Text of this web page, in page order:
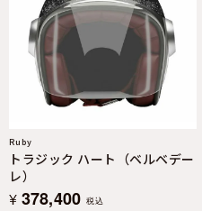
Ruby
トラジック ハート（ベルベデー
レ）
¥ 378,400 税込